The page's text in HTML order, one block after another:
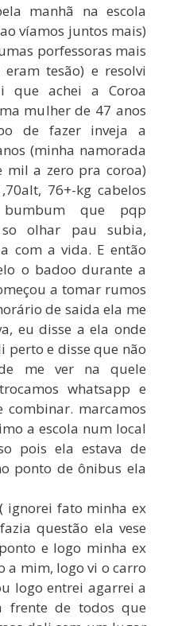
manhã na escola
víamos juntos mais)
porfessoras mais
tesão) e resolvi
achei a Coroa
mulher de 47 anos
de fazer inveja a
(minha namorada
mil a zero pra coroa)
76+-kg cabelos
que pqp
olhar pau subia,
com a vida. E então
o badoo durante a
a tomar rumos
de saida ela me
eu disse a ela onde
perto e disse que não
me ver na quele
whatsapp e
combinar. marcamos
a escola num local
pois ela estava de
ponto de ônibus ela
ignorei fato minha ex
questão ela vese
e logo minha ex
a mim, logo vi o carro
logo entrei agarrei a
frente de todos que